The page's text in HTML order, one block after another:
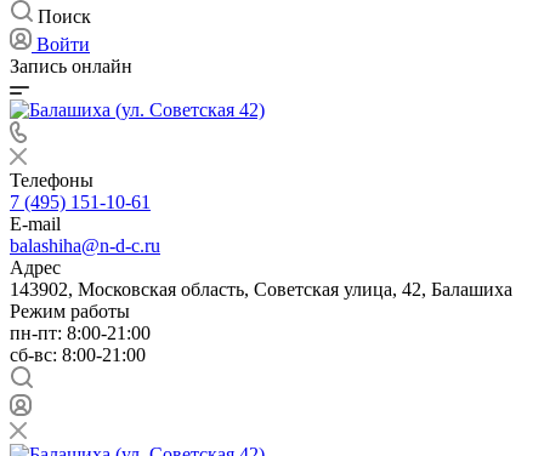
Поиск
Войти
Запись онлайн
Телефоны
7 (495) 151-10-61
E-mail
balashiha@n-d-c.ru
Адрес
143902, Московская область, Советская улица, 42, Балашиха
Режим работы
пн-пт: 8:00-21:00
сб-вс: 8:00-21:00